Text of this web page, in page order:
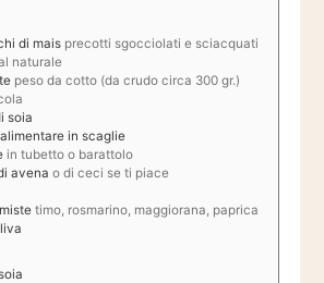
di mais precotti sgocciolati e sciacquati
naturale
peso da cotto (da crudo circa 300 gr.)
soia
in scaglie
in tubetto o barattolo
avena o di ceci se ti piace
timo, rosmarino, maggiorana, paprica